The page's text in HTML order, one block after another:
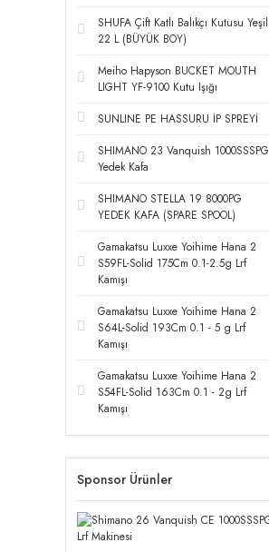
SHUFA Çift Katlı Balıkçı Kutusu Yeşil
22 L (BÜYÜK BOY)
Meiho Hapyson BUCKET MOUTH
LIGHT YF-9100 Kutu Işığı
SUNLINE PE HASSURU İP SPREYİ
SHIMANO 23 Vanquish 1000SSSPG
Yedek Kafa
SHIMANO STELLA 19 8000PG
YEDEK KAFA (SPARE SPOOL)
Gamakatsu Luxxe Yoihime Hana 2
S59FL-Solid 175Cm 0.1-2.5g Lrf
Kamışı
Gamakatsu Luxxe Yoihime Hana 2
S64L-Solid 193Cm 0.1 - 5 g Lrf
Kamışı
Gamakatsu Luxxe Yoihime Hana 2
S54FL-Solid 163Cm 0.1 - 2g Lrf
Kamışı
Sponsor Ürünler